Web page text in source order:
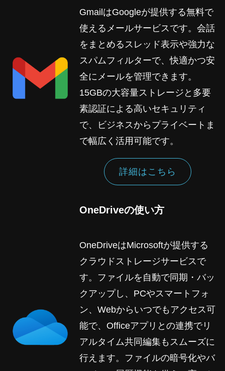
GmailはGoogleが提供する無料で
使えるメールサービスです。会話
をまとめるスレッド表示や強力な
スパムフィルターで、快適かつ安
全にメールを管理できます。
15GBの大容量ストレージと多要
素認証による高いセキュリティ
で、ビジネスからプライベートま
で幅広く活用可能です。
詳細はこちら
OneDriveの使い方
OneDriveはMicrosoftが提供する
クラウドストレージサービスで
す。ファイルを自動で同期・バッ
クアップし、PCやスマートフォ
ン、Webからいつでもアクセス可
能で、Officeアプリとの連携でリ
アルタイム共同編集もスムーズに
行えます。ファイルの暗号化やバ